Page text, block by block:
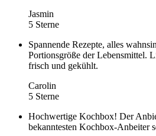
Jasmin
5 Sterne
Spannende Rezepte, alles
Portionsgröße der Lebensmittel.
frisch und gekühlt.
Carolin
5 Sterne
Hochwertige Kochbox! Der
bekanntesten Kochbox-Anbeiter